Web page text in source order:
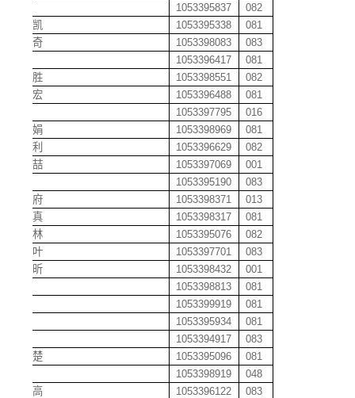
1053395837
082
胡文凯
1053395338
081
胡昔奇
1053398083
083
1053396417
081
胡兴胜
1053398551
082
胡衍宏
1053396488
081
1053397795
016
胡以娟
1053398969
081
胡永利
1053396629
082
胡宇喆
1053397069
001
1053395190
083
胡召府
1053398371
013
胡真真
1053398317
081
胡忠林
1053395076
082
胡紫叶
1053397701
083
胡睿昕
1053398432
001
1053398813
081
1053399919
081
1053395934
081
1053394917
083
黄楚楚
1053395096
081
1053398919
048
黄邓高
1053396122 083